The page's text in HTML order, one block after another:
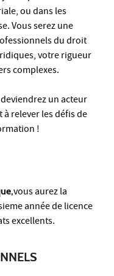
ou dans les
Vous serez une
du droit
votre rigueur
complexes.
deviendrez un acteur
relever les défis de
!
vous aurez la
année de licence
excellents.